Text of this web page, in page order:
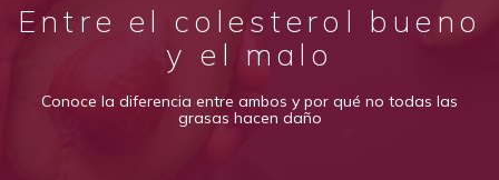
Entre el colesterol bueno
y el malo
Conoce la diferencia entre ambos y por qué no todas las
grasas hacen daño